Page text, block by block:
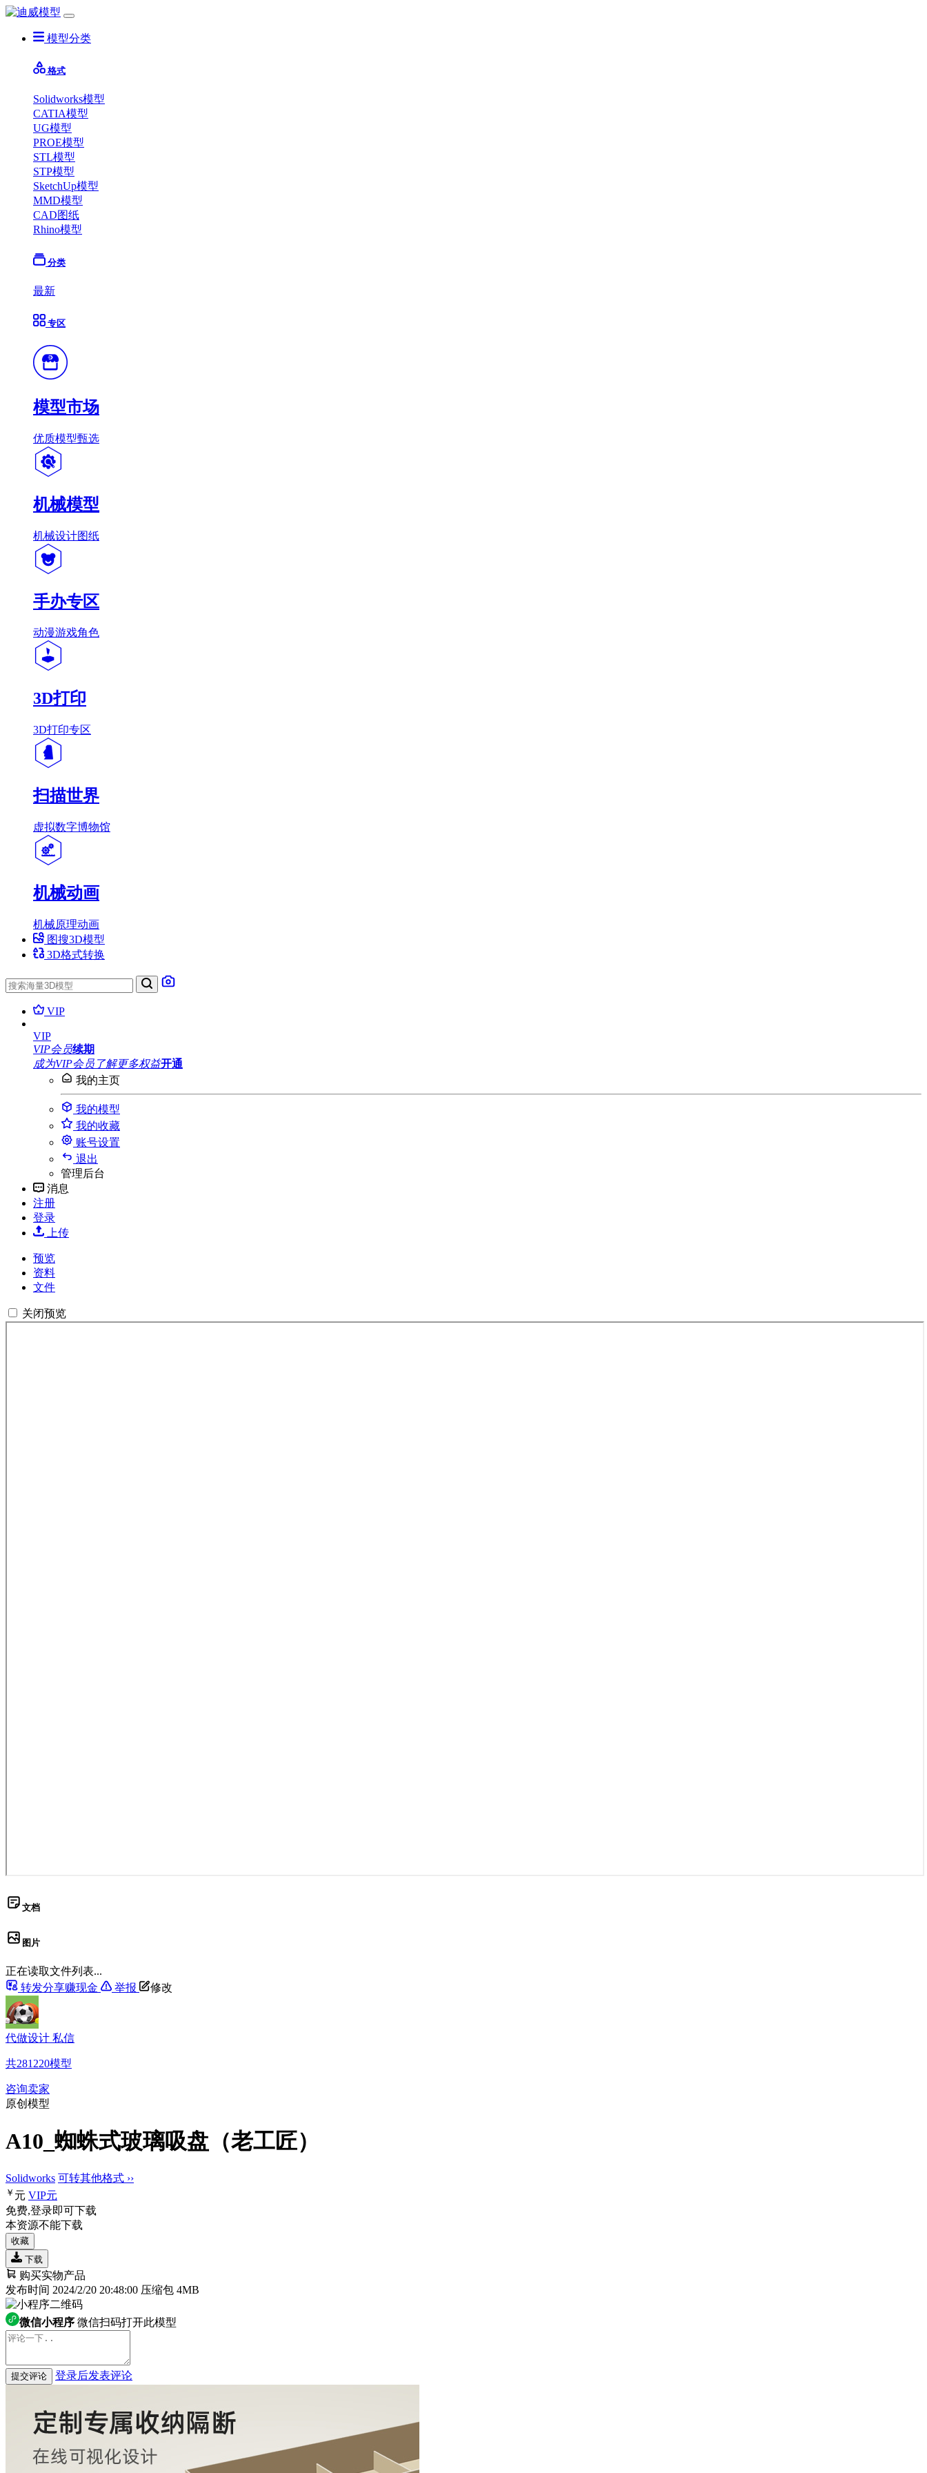
模型分类
格式
Solidworks模型
CATIA模型
UG模型
PROE模型
STL模型
STP模型
SketchUp模型
MMD模型
CAD图纸
Rhino模型
分类
最新
专区
模型市场
优质模型甄选
机械模型
机械设计图纸
手办专区
动漫游戏角色
3D打印
3D打印专区
扫描世界
虚拟数字博物馆
机械动画
机械原理动画
图搜3D模型
3D格式转换
VIP
VIP
VIP会员续期
成为VIP会员 了解更多权益开通
我的主页
我的模型
我的收藏
账号设置
退出
管理后台
消息
注册
登录
上传
预览
资料
文件
关闭预览
文档
图片
正在读取文件列表...
转发分享赚现金
举报 修改
代做设计 私信
共281220模型
咨询卖家
原创模型
A10_蜘蛛式玻璃吸盘（老工匠）
Solidworks 可转其他格式 ››
￥ 元 VIP元
免费,登录即可下载
本资源不能下载
收藏
下载
购买实物产品
发布时间 2024/2/20 20:48:00 压缩包 4MB
微信小程序 微信扫码打开此模型
提交评论 登录后发表评论